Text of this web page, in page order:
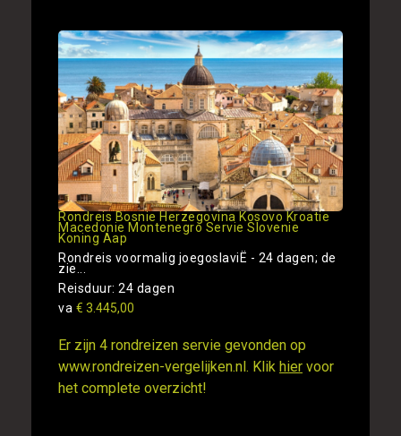
Rondreis Bosnie Herzegovina Kosovo Kroatie
Macedonie Montenegro Servie Slovenie
Koning Aap
Rondreis voormalig joegoslaviË - 24 dagen; de
zie...
Reisduur: 24 dagen
va € 3.445,00
Er zijn 4 rondreizen servie gevonden op
www.rondreizen-vergelijken.nl. Klik hier voor
het complete overzicht!